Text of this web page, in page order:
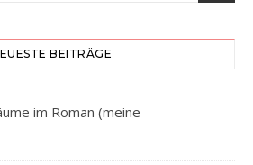
BEITRÄGE
im Roman (meine